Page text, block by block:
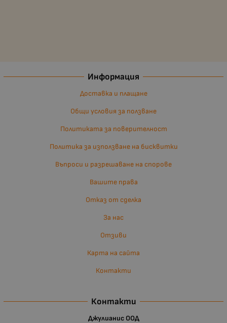
Информация
Доставка и плащане
Общи условия за ползване
Политиката за поверителност
Политика за използване на бисквитки
Въпроси и разрешаване на спорове
Вашите права
Отказ от сделка
За нас
Отзиви
Карта на сайта
Контакти
Контакти
Джулианис ООД